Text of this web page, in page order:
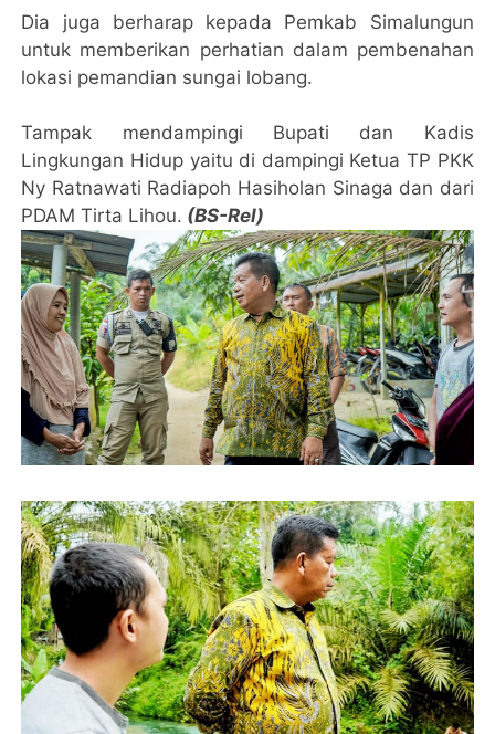
Dia juga berharap kepada Pemkab Simalungun
untuk memberikan perhatian dalam pembenahan
lokasi pemandian sungai lobang.
Tampak mendampingi Bupati dan Kadis
Lingkungan Hidup yaitu di dampingi Ketua TP PKK
Ny Ratnawati Radiapoh Hasiholan Sinaga dan dari
PDAM Tirta Lihou. (BS-Rel)